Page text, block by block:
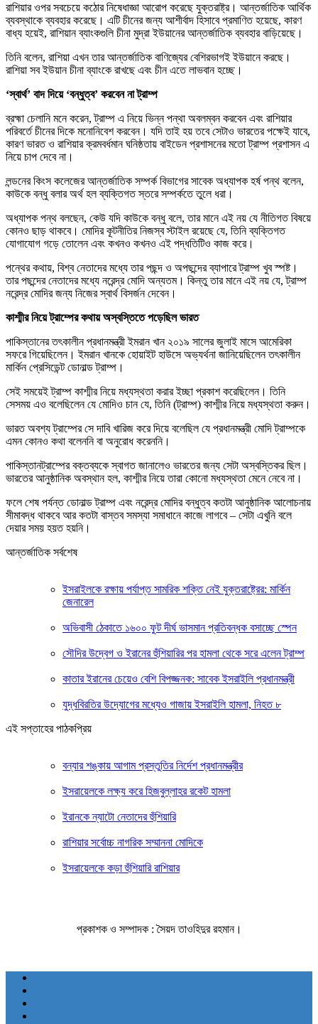
রাশিয়ার ওপর সবচেয়ে কঠোর নিষেধাজ্ঞা আরোপ করেছে যুক্তরাষ্ট্র। আন্তর্জাতিক আর্থিক
ব্যবস্থাকে ব্যবহার করেছে। এটি চীনের জন্য আশীর্বাদ হিসাবে প্রমাণিত হয়েছে, কারণ
বাধ্য হয়েই, রাশিয়ান ব্যাংকগুলি চীনা মুদ্রা ইউয়ানের আন্তর্জাতিক ব্যবহার বাড়িয়েছে।
তিনি বলেন, রাশিয়া এখন তার আন্তর্জাতিক বাণিজ্যের বেশিরভাগই ইউয়ানে করছে।
রাশিয়া সব ইউয়ান চীনা ব্যাংকে রাখছে এবং চীন এতে লাভবান হচ্ছে।
‘স্বার্থ’ বাদ দিয়ে ‘বন্ধুত্ব’ করবেন না ট্রাম্প
ব্রহ্মা চেলানি মনে করেন, ট্রাম্প এ নিয়ে ভিন্ন পন্থা অবলম্বন করবেন এবং রাশিয়ার
পরিবর্তে চীনের দিকে মনোনিবেশ করবেন। যদি তাই হয় তবে সেটাও ভারতের পক্ষেই যাবে,
কারণ ভারত ও রাশিয়ার ক্রমবর্ধমান ঘনিষ্ঠতায় বাইডেন প্রশাসনের মতো ট্রাম্প প্রশাসন এ
নিয়ে চাপ দেবে না।
লন্ডনের কিংস কলেজের আন্তর্জাতিক সম্পর্ক বিভাগের সাবেক অধ্যাপক হর্ষ পন্থ বলেন,
কাউকে বন্ধু বলার অর্থ হল ব্যক্তিগত স্তরে সম্পর্কতে তুলে ধরা।
অধ্যাপক পন্থ বলছেন, কেউ যদি কাউকে বন্ধু বলে, তার মানে এই নয় যে নীতিগত বিষয়ে
কোনও ছাড় থাকবে। মোদির কূটনীতির নিজস্ব স্টাইল রয়েছে যে, তিনি ব্যক্তিগত
যোগাযোগ গড়ে তোলেন এবং কখনও কখনও এই পদ্ধতিটিও কাজ করে।
পন্থের কথায়, বিশ্ব নেতাদের মধ্যে তার পছন্দ ও অপছন্দের ব্যাপারে ট্রাম্প খুব স্পষ্ট।
তার পছন্দের নেতাদের মধ্যে নরেন্দ্র মোদি অন্যতম। কিন্তু তার মানে এই নয় যে, ট্রাম্প
নরেন্দ্র মোদির জন্য নিজের স্বার্থ বিসর্জন দেবেন।
কাশ্মীর নিয়ে ট্রাম্পের কথায় অস্বস্তিতে পড়েছিল ভারত
পাকিস্তানের তৎকালীন প্রধানমন্ত্রী ইমরান খান ২০১৯ সালের জুলাই মাসে আমেরিকা
সফরে গিয়েছিলেন। ইমরান খানকে হোয়াইট হাউসে অভ্যর্থনা জানিয়েছিলেন তৎকালীন
মার্কিন প্রেসিডেন্ট ডোনাল্ড ট্রাম্প।
সেই সময়েই ট্রাম্প কাশ্মীর নিয়ে মধ্যস্থতা করার ইচ্ছা প্রকাশ করেছিলেন। তিনি
সেসময় এও বলেছিলেন যে মোদিও চান যে, তিনি (ট্রাম্প) কাশ্মীর নিয়ে মধ্যস্থতা করুন।
ভারত অবশ্য ট্রাম্পের সে দাবি খারিজ করে দিয়ে বলেছিল যে প্রধানমন্ত্রী মোদি ট্রাম্পকে
এমন কোনও কথা বলেননি বা অনুরোধ করেননি।
পাকিস্তানট্রাম্পের বক্তব্যকে স্বাগত জানালেও ভারতের জন্য সেটা অস্বস্তিকর ছিল।
ভারতের আনুষ্ঠানিক অবস্থান হল, কাশ্মীর নিয়ে তারা কোনো মধ্যস্থতা মেনে নেবে না।
ফলে শেষ পর্যন্ত ডোনাল্ড ট্রাম্প এবং নরেন্দ্র মোদির বন্ধুত্ব কতটা আনুষ্ঠানিক আলোচনায়
সীমাবদ্ধ থাকবে আর কতটা বাস্তব সমস্যা সমাধানে কাজে লাগবে – সেটা এখুনি বলে
দেয়ার সময় হয়ত হয়নি।
আন্তর্জাতিক সর্বশেষ
ইসরাইলকে রক্ষায় পর্যাপ্ত সামরিক শক্তি নেই যুক্তরাষ্ট্রের: মার্কিন
জেনারেল
অভিবাসী ঠেকাতে ১৬০০ ফুট দীর্ঘ ভাসমান প্রতিবন্ধক বসাচ্ছে স্পেন
সৌদির উদ্বেগ ও ইরানের হুঁশিয়ারির পর হামলা থেকে সরে এলেন ট্রাম্প
কাতার ইরানের চেয়েও বেশি বিপজ্জনক: সাবেক ইসরাইলি প্রধানমন্ত্রী
যুদ্ধবিরতির উদ্যোগের মধ্যেও গাজায় ইসরাইলি হামলা, নিহত ৮
এই সপ্তাহের পাঠকপ্রিয়
বন্যার শঙ্কায় আগাম প্রস্তুতির নির্দেশ প্রধানমন্ত্রীর
ইসরায়েলকে লক্ষ্য করে হিজবুল্লাহর রকেট হামলা
ইরানকে ন্যাটো নেতাদের হুঁশিয়ারি
রাশিয়ার সর্বোচ্চ নাগরিক সম্মাননা মোদিকে
ইসরায়েলকে কড়া হুঁশিয়ারি রাশিয়ার
প্রকাশক ও সম্পাদক : সৈয়দ তাওহিদুর রহমান।